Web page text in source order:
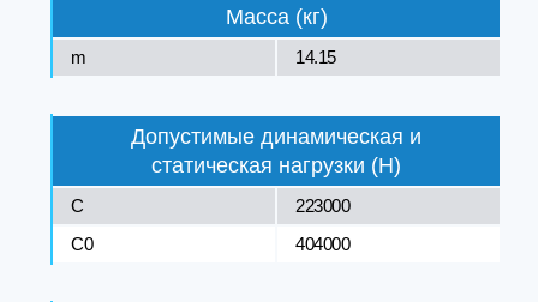
Масса (кг)
m 14.15
Допустимые динамическая и
статическая нагрузки (Н)
C
223000
C0
404000